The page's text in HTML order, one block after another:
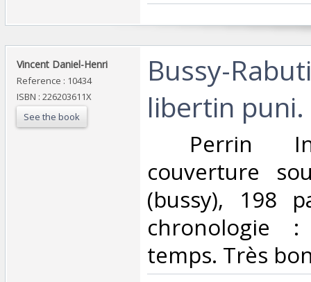
‎Vincent Daniel-Henri‎
Reference : 10434
ISBN : 226203611X
See the book
‎Bussy-
libertin puni.‎
Perrin
couverture
(bussy), 198
chronologie
temps. Très